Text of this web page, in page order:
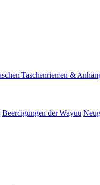
Taschenriemen &
Beerdigungen der Wayuu